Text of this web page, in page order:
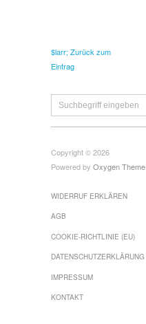
$larr; Zurück zum
Eintrag
Copyright © 2026
Powered by Oxygen Theme
WIDERRUF ERKLÄREN
AGB
COOKIE-RICHTLINIE (EU)
DATENSCHUTZERKLÄRUNG
IMPRESSUM
KONTAKT